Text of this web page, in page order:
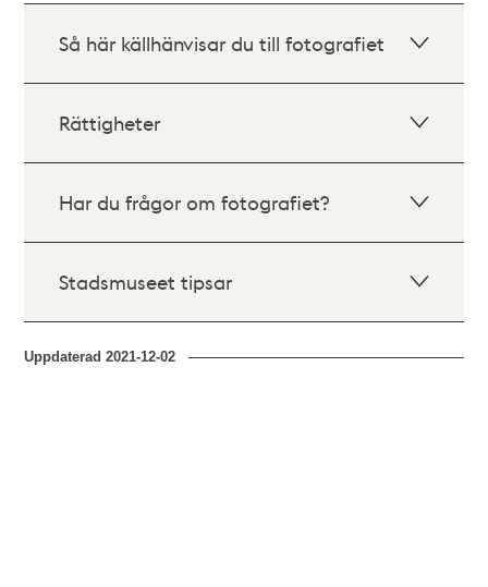
Så här källhänvisar du till fotografiet
Rättigheter
Har du frågor om fotografiet?
Stadsmuseet tipsar
Uppdaterad2021-12-02